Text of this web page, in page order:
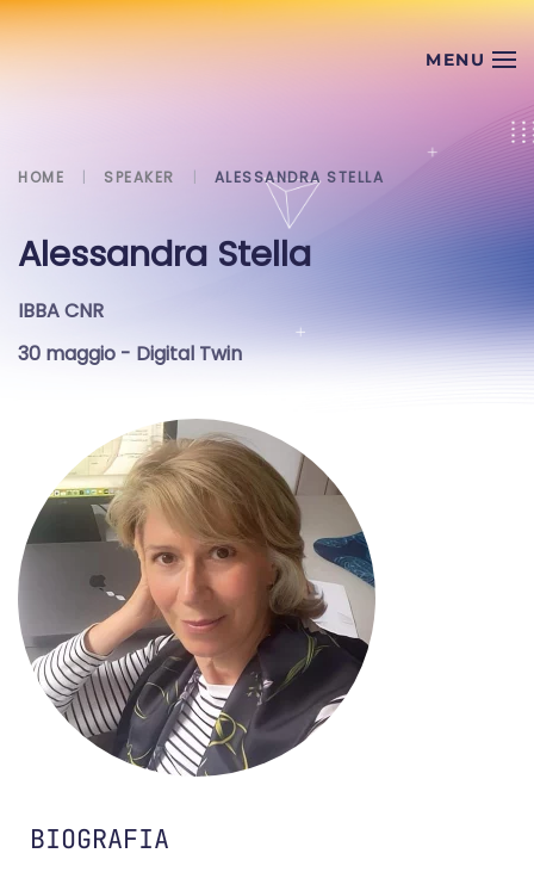
HOME SPEAKER ALESSANDRA STELLA
Alessandra Stella
IBBA CNR
30 maggio - Digital Twin
BIOGRAFIA